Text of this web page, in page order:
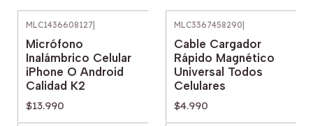
MLC1436608127
Micrófono
Inalámbrico Celular
iPhone O Android
Calidad K2
$13.990
MLC3367458290
Cable Cargador
Rápido Magnético
Universal Todos
Celulares
$4.990